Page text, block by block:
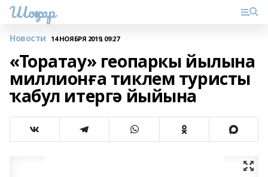
Шоңҡар
Новости 14 НОЯБРЯ 2019, 09:27
«Торатау» геопаркы йылына
миллионға тиклем туристы
ҡабул итергә йыйына